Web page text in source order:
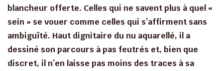
blancheur offerte. Celles qui ne savent plus à quel «
sein » se vouer comme celles qui s’affirment sans
ambiguïté. Haut dignitaire du nu aquarellé, il a
dessiné son parcours à pas feutrés et, bien que
discret, il n’en laisse pas moins des traces à sa